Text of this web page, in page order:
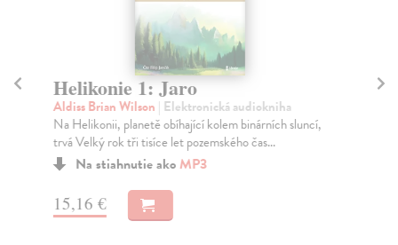
Helikonie 1: Jaro
Aldiss Brian Wilson | Elektronická audiokniha
Na Helikonii, planetě obíhající kolem binárních sluncí,
trvá Velký rok tři tisíce let pozemského čas...
Na stiahnutie akoMP3
15,16 €